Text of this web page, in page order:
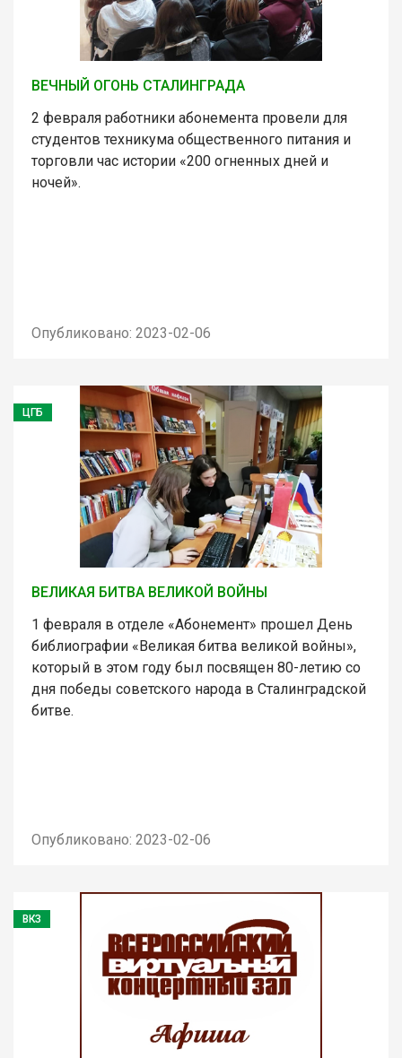
ВЕЧНЫЙ ОГОНЬ СТАЛИНГРАДА
2 февраля работники абонемента провели для
студентов техникума общественного питания и
торговли час истории «200 огненных дней и
ночей».
Опубликовано: 2023-02-06
ЦГБ
ВЕЛИКАЯ БИТВА ВЕЛИКОЙ ВОЙНЫ
1 февраля в отделе «Абонемент» прошел День
библиографии «Великая битва великой войны»,
который в этом году был посвящен 80-летию со
дня победы советского народа в Сталинградской
битве.
Опубликовано: 2023-02-06
ВКЗ